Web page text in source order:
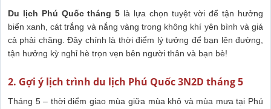
Du lịch Phú Quốc tháng 5 là lựa chọn tuyệt vời để tận hưởng
biển xanh, cát trắng và nắng vàng trong không khí yên bình và giá
cả phải chăng. Đây chính là thời điểm lý tưởng để bạn lên đường,
tận hưởng kỳ nghỉ hè trọn vẹn bên người thân và bạn bè!
2. Gợi ý lịch trình du lịch Phú Quốc 3N2D tháng 5
Tháng 5 – thời điểm giao mùa giữa mùa khô và mùa mưa tại Phú